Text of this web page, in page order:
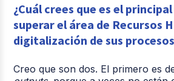
¿Cuál crees que es el
superar el área de Recursos
digitalización de sus
Creo que son dos. El primero es